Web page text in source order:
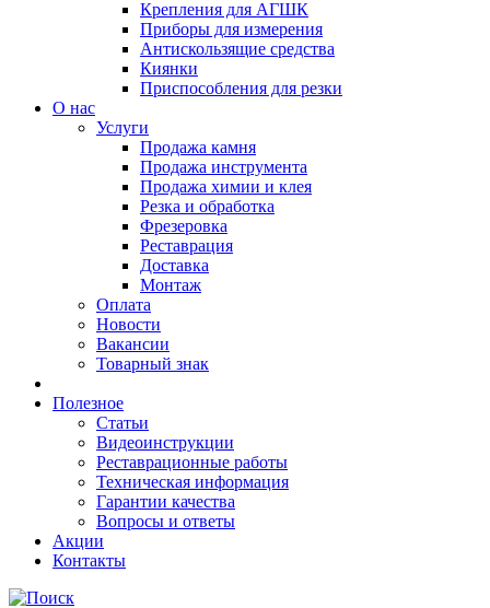
Крепления для АГШК
Приборы для измерения
Антискользящие средства
Киянки
Приспособления для резки
О нас
Услуги
Продажа камня
Продажа инструмента
Продажа химии и клея
Резка и обработка
Фрезеровка
Реставрация
Доставка
Монтаж
Оплата
Новости
Вакансии
Товарный знак
Полезное
Статьи
Видеоинструкции
Реставрационные работы
Техническая информация
Гарантии качества
Вопросы и ответы
Акции
Контакты